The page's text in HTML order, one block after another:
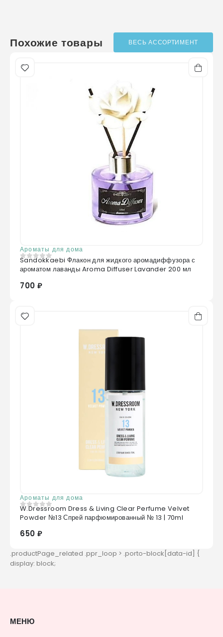
Отправить отзыв
Похожие товары ВЕСЬ АССОРТИМЕНТ
Ароматы для дома
0 из 5
Sandokkaebi Флакон для жидкого аромадиффузора с
ароматом лаванды Aroma Diffuser Lavander 200 мл
700 ₽
Ароматы для дома
0 из 5
W.Dressroom Dress & Living Clear Perfume Velvet
Powder №13 Спрей парфюмированный № 13 | 70ml
650 ₽
МЕНЮ